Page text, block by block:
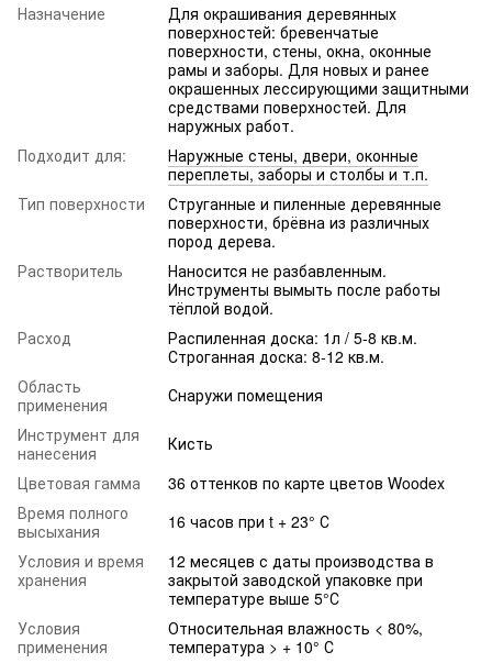
Назначение
Для окрашивания деревянных
поверхностей: бревенчатые
поверхности, стены, окна, оконные
рамы и заборы. Для новых и ранее
окрашенных лессирующими защитными
средствами поверхностей. Для
наружных работ.
Подходит для:
Наружные стены, двери, оконные
переплеты, заборы и столбы и т.п.
Тип поверхности
Струганные и пиленные деревянные
поверхности, брёвна из различных
пород дерева.
Растворитель
Наносится не разбавленным.
Инструменты вымыть после работы
тёплой водой.
Расход
Распиленная доска: 1л / 5-8 кв.м.
Строганная доска: 8-12 кв.м.
Область
применения
Снаружи помещения
Инструмент для
нанесения
Кисть
Цветовая гамма
36 оттенков по карте цветов Woodex
Время полного
высыхания
16 часов при t + 23° С
Условия и время
хранения
12 месяцев с даты производства в
закрытой заводской упаковке при
температуре выше 5°С
Условия
применения
Относительная влажность < 80%,
температура > + 10° С